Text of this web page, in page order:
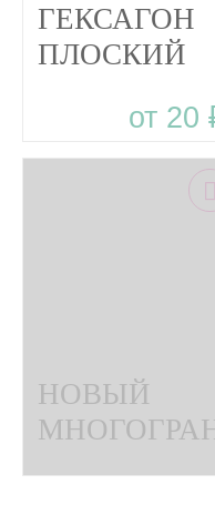
ГЕКСАГОН
ПЛОСКИЙ
от 20
НОВЫЙ